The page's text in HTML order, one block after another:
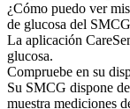
¿Cómo puedo ver
de glucosa del
La aplicación
glucosa.
Compruebe en su
Su SMCG dispone
muestra mediciones